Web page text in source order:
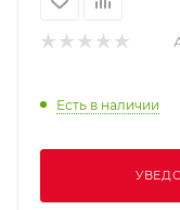
Есть в наличии